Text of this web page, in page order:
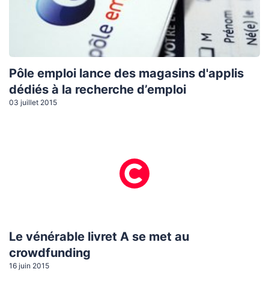
Pôle emploi lance des magasins d'applis
dédiés à la recherche d’emploi
03 juillet 2015
Le vénérable livret A se met au
crowdfunding
16 juin 2015